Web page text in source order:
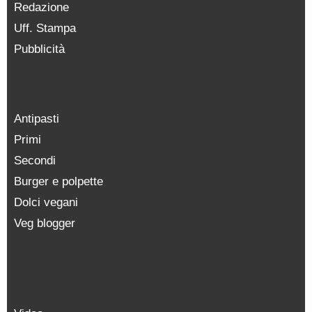
Redazione
Uff. Stampa
Pubblicità
Antipasti
Primi
Secondi
Burger e polpette
Dolci vegani
Veg blogger